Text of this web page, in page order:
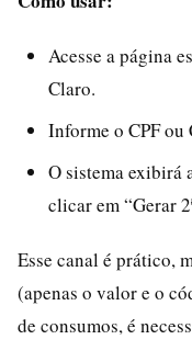
Acesse a página
Claro.
Informe o CPF
O sistema exibirá
clicar em “Gerar
Esse canal é prático,
(apenas o valor e o
de consumos, é